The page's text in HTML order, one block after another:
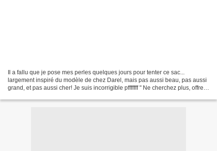
Il a fallu que je pose mes perles quelques jours pour tenter ce sac...
largement inspiré du modèle de chez Darel, mais pas aussi beau, pas aussi
grand, et pas aussi cher! Je suis incorrigible pfffffff " Ne cherchez plus, offrez